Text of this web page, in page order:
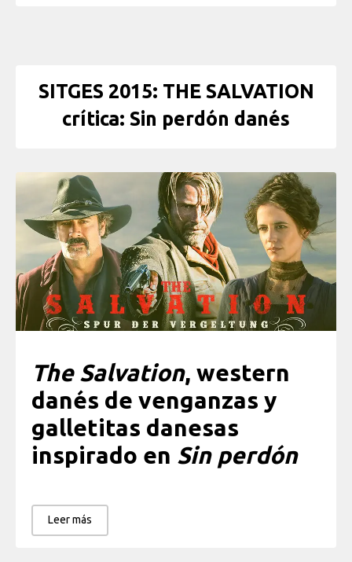
SITGES 2015: THE SALVATION
crítica: Sin perdón danés
The Salvation, western
danés de venganzas y
galletitas danesas
inspirado en Sin perdón
Leer más